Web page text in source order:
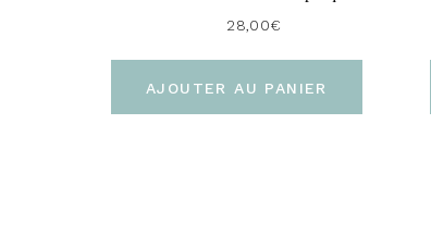
28,00€
AJOUTER AU PANIER